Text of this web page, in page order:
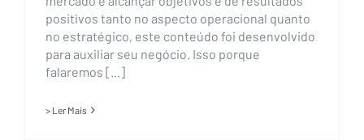
positivos tanto no aspecto operacional quanto
no estratégico, este conteúdo foi desenvolvido
para auxiliar seu negócio. Isso porque
falaremos [...]
> Ler Mais